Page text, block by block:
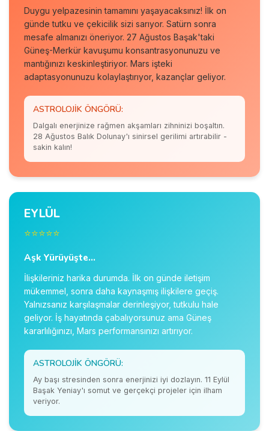
Duygu yelpazesinin tamamını yaşayacaksınız! İlk on
günde tutku ve çekicilik sizi sarıyor. Satürn sonra
mesafe almanızı öneriyor. 27 Ağustos Başak'taki
Güneş-Merkür kavuşumu konsantrasyonunuzu ve
mantığınızı keskinleştiriyor. Mars işteki
adaptasyonunuzu kolaylaştırıyor, kazançlar geliyor.
ASTROLOJIK ÖNGÖRÜ:
Dalgalı enerjinize rağmen akşamları zihninizi boşaltın.
28 Ağustos Balık Dolunay'ı sinirsel gerilimi artırabilir -
sakin kalın!
EYLÜL
⭐⭐⭐⭐⭐
Aşk Yürüyüşte...
İlişkileriniz harika durumda. İlk on günde iletişim
mükemmel, sonra daha kaynaşmış ilişkilere geçiş.
Yalnızsanız karşılaşmalar derinleşiyor, tutkulu hale
geliyor. İş hayatında çabalıyorsunuz ama Güneş
kararlılığınızı, Mars performansınızı artırıyor.
ASTROLOJIK ÖNGÖRÜ:
Ay başı stresinden sonra enerjinizi iyi dozlayın. 11 Eylül
Başak Yeniay'ı somut ve gerçekçi projeler için ilham
veriyor.